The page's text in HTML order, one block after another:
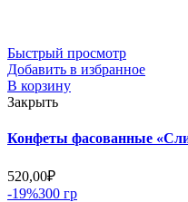
Быстрый просмотр
Добавить в избранное
В корзину
Закрыть
Конфеты фасованные
520,00₽
-19%300 гр